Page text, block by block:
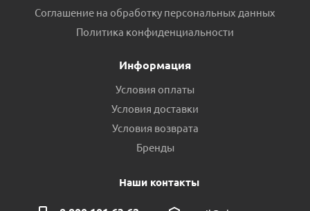
Соглашение на обработку персональных данных
Политика конфиденциальности
Информация
Условия оплаты
Условия доставки
Условия возврата
Бренды
Наши контакты